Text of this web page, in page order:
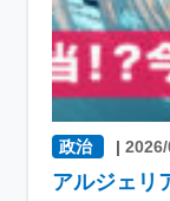
政治 |
アルジェリ